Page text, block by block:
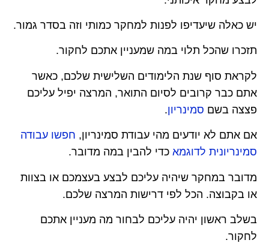
יש כאלה שיעדיפו לפנות למחקר כמותי וזה בסדר גמור.
תזכרו שהכל תלוי במה שמעניין אתכם לחקור.
לקראת סוף שנת הלימודים השלישית שלכם, כאשר
אתם כבר קרובים לסיום התואר, המרצה יפיל עליכם
פצצה בשם סמינריון.
אם אתם לא יודעים מהי עבודת סמינריון, חפשו עבודה
סמינריונית לדוגמא כדי להבין במה מדובר.
מדובר במחקר שיהיה עליכם לבצע בעצמכם או בצוות
או בקבוצה. הכל לפי דרישות המרצה שלכם.
בשלב ראשון יהיה עליכם לבחור מה מעניין אתכם
לחקור.